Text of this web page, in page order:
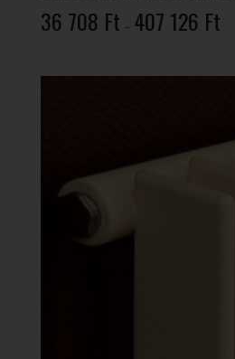
36 708 Ft – 407 126 Ft36
-